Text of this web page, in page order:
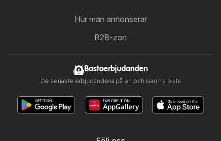
Hur man annonserar
B2B-zon
Bastaerbjudanden
De senaste erbjudandena på en och samma plats